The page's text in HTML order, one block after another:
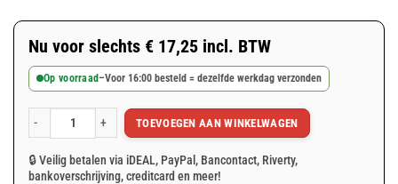
Nu voor slechts € 17,25 incl. BTW
Op voorraad–Voor 16:00 besteld = dezelfde werkdag verzonden
Groen winddoorlatend bouwhekdoek 176x341cm 150gr/m² aantal
TOEVOEGEN AAN WINKELWAGEN
🔒 Veilig betalen via iDEAL, PayPal, Bancontact, Riverty,
bankoverschrijving, creditcard en meer!